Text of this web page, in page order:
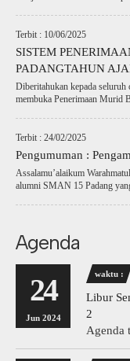
Terbit : 10/06/2025
SISTEM
PADANGTAHUN
Diberitahukan kepada
membuka Penerimaan Murid
Terbit : 24/02/2025
Pengumuman :
Assalamu’alaikum
alumni SMAN 15 Padang
Agenda
24
Jun 2024
waktu :
Libur
2
Agenda